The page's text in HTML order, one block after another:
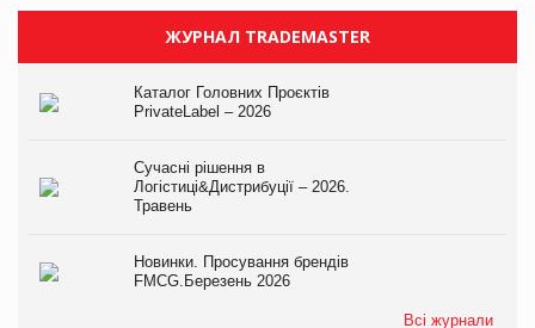
ЖУРНАЛ TRADEMASTER
Каталог Головних Проєктів
PrivateLabel – 2026
Сучасні рішення в
Логістиці&Дистрибуції – 2026.
Травень
Новинки. Просування брендів
FMCG.Березень 2026
Всі журнали